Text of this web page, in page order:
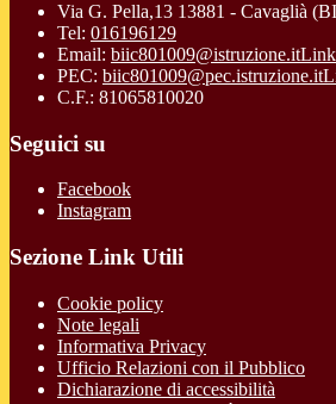
Via G. Pella,13 13881 - Cavaglià
Tel: 016196129
Email: biic801009@istruzione.itLink
PEC: biic801009@pec.istruzione.it
C.F.: 81065810020
Seguici su
Facebook
Instagram
Sezione Link Utili
Cookie policy
Note legali
Informativa Privacy
Ufficio Relazioni con il Pubblico
Dichiarazione di accessibilità